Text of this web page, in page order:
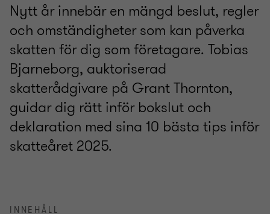
Nytt år innebär en mängd beslut, regler
och omständigheter som kan påverka
skatten för dig som företagare. Tobias
Bjarneborg, auktoriserad
skatterådgivare på Grant Thornton,
guidar dig rätt inför bokslut och
deklaration med sina 10 bästa tips inför
skatteåret 2025.
INNEHÅLL